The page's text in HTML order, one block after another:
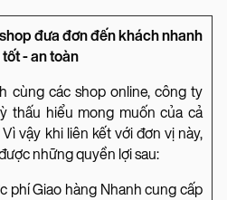
đưa đơn đến khách nhanh
- an toàn
cùng các shop online, công ty
thấu hiểu mong muốn của cả
vậy khi liên kết với đơn vị này,
những quyền lợi sau:
phí Giao hàng Nhanh cung cấp